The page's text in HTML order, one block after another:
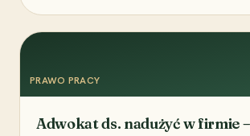
PRAWO PRACY
Adwokat ds. nadużyć w firmie